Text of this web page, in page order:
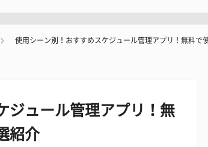
使用シーン別！おすすめスケジュール管理アプリ！無料で
ジュール管理アプリ！無
紹介